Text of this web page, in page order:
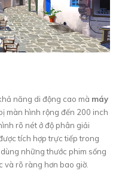
năng di động cao mà máy
màn hình rộng đến 200 inch
rõ nét ở độ phân giải
tích hợp trực tiếp trong
những thước phim sống
và rõ ràng hơn bao giờ.